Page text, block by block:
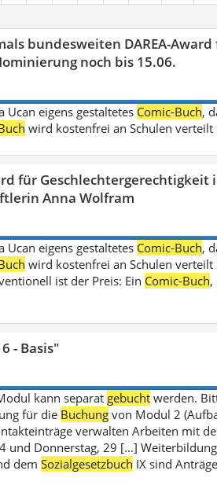
bundesweiten DAREA-
noch bis 15.06.
Ucan eigens gestaltetes Comic-Buch,
wird kostenfrei an Schulen
für
Anna Wolfram
Ucan eigens gestaltetes Comic-Buch,
wird kostenfrei an Schulen
ist der Preis: Ein Comic-Buch,
- Basis"
kann separat gebucht werden.
für die Buchung von Modul 2
verwalten Arbeiten mit
und Donnerstag, 29 [...]
demSozialgesetzbuch IX sind